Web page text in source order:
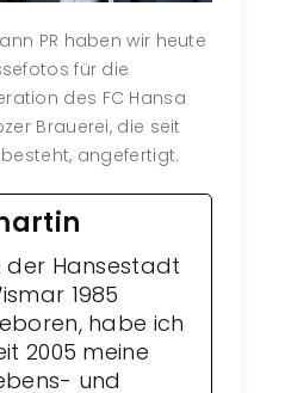
PR haben wir heute
für die
des FC Hansa
Brauerei, die seit
angefertigt.
der Hansestadt
1985
habe ich
2005 meine
und